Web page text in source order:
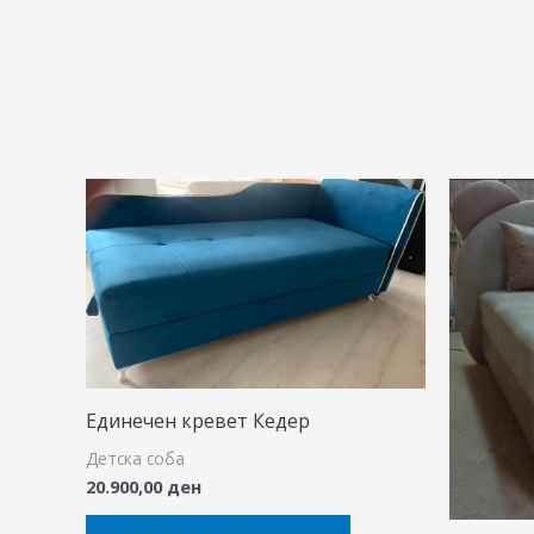
Единечен кревет Кедер
Детска соба
20.900,00 ден